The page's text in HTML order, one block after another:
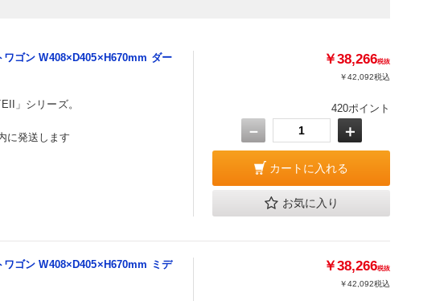
ゴン W408×D405×H670mm ダー
」シリーズ。
に発送します
￥38,266税抜
￥42,092税込
420ポイント
－ ＋
カートに入れる
お気に入り
ゴン W408×D405×H670mm ミデ
￥38,266税抜
￥42,092税込